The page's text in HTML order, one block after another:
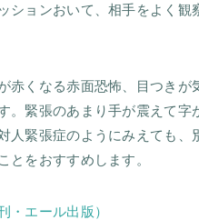
ションおいて、相手をよく観
赤くなる赤面恐怖、目つきが
。緊張のあまり手が震えて字
人緊張症のようにみえても、
とをおすすめします。
・エール出版）